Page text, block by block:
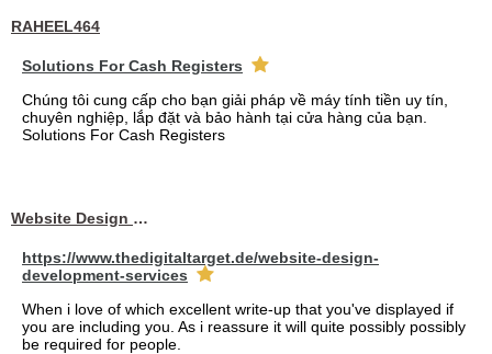
RAHEEL464
Solutions For Cash Registers
Chúng tôi cung cấp cho bạn giải pháp về máy tính tiền uy tín,
chuyên nghiệp, lắp đặt và bảo hành tại cửa hàng của bạn.
Solutions For Cash Registers
Website Design Services berin
https://www.thedigitaltarget.de/website-design-
development-services
When i love of which excellent write-up that you've displayed if
you are including you. As i reassure it will quite possibly possibly
be required for people.